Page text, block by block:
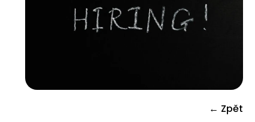
← Zpět